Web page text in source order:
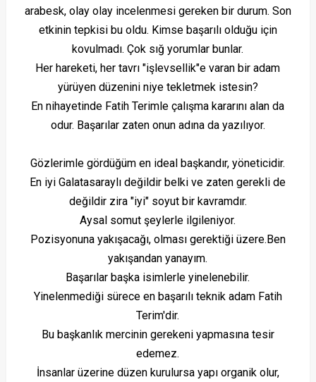
arabesk, olay olay incelenmesi gereken bir durum. Son
etkinin tepkisi bu oldu. Kimse başarılı olduğu için
kovulmadı. Çok sığ yorumlar bunlar.
Her hareketi, her tavrı "işlevsellik"e varan bir adam
yürüyen düzenini niye tekletmek istesin?
En nihayetinde Fatih Terimle çalışma kararını alan da
odur. Başarılar zaten onun adına da yazılıyor.
Gözlerimle gördüğüm en ideal başkandır, yöneticidir.
En iyi Galatasaraylı değildir belki ve zaten gerekli de
değildir zira "iyi" soyut bir kavramdır.
Aysal somut şeylerle ilgileniyor.
Pozisyonuna yakışacağı, olması gerektiği üzere. Ben
yakışandan yanayım.
Başarılar başka isimlerle yinelenebilir.
Yinelenmediği sürece en başarılı teknik adam Fatih
Terim'dir.
Bu başkanlık mercinin gerekeni yapmasına tesir
edemez.
İnsanlar üzerine düzen kurulursa yapı organik olur,